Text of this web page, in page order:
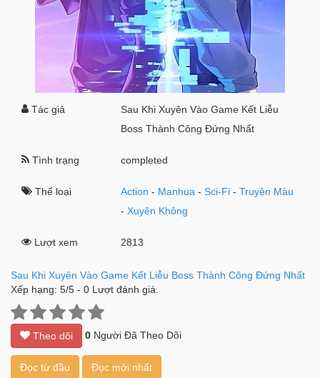
Tác giả
Sau Khi Xuyên Vào Game Kết Liễu
Boss Thành Công Đứng Nhất
Tình trạng completed
Thể loại Action - Manhua -Sci-Fi -Truyện Màu
-Xuyên Không
Lượt xem 2813
Sau Khi Xuyên Vào Game Kết Liễu Boss Thành Công Đứng Nhất
Xếp hạng: 5/5 - 0 Lượt đánh giá.
Theo dõi 0 Người Đã Theo Dõi
Đọc từ đầu Đọc mới nhất